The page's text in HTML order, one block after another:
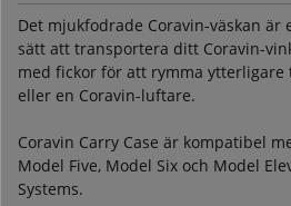
Det mjukfodrade Coravin-väskan är
sätt att transportera ditt Coravin-
med fickor för att rymma ytterligare
eller en Coravin-luftare.
Coravin Carry Case är kompatibel
Model Five, Model Six och Model
Systems.